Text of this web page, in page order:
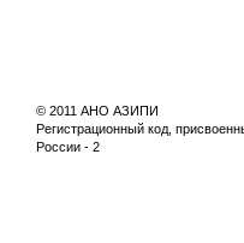
© 2011 АНО АЗИПИ
Регистрационный код,
России - 2